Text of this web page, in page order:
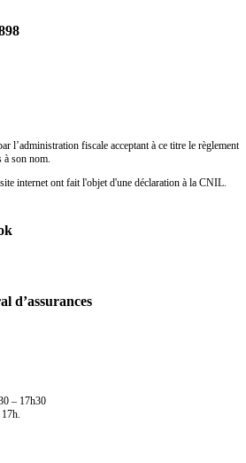
l’administration fiscale acceptant à ce titre le règlement
à son nom.
internet ont fait l'objet d'une déclaration à la CNIL.
d’assurances
– 17h30